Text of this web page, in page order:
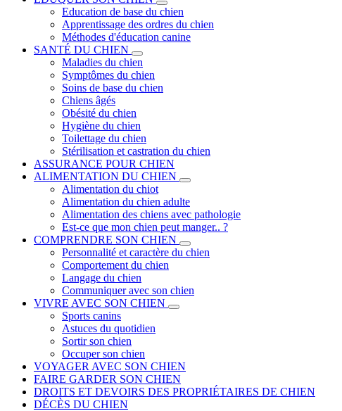
Education de base du chien
Apprentissage des ordres du chien
Méthodes d'éducation canine
SANTÉ DU CHIEN
Maladies du chien
Symptômes du chien
Soins de base du chien
Chiens âgés
Obésité du chien
Hygiène du chien
Toilettage du chien
Stérilisation et castration du chien
ASSURANCE POUR CHIEN
ALIMENTATION DU CHIEN
Alimentation du chiot
Alimentation du chien adulte
Alimentation des chiens avec pathologie
Est-ce que mon chien peut manger.. ?
COMPRENDRE SON CHIEN
Personnalité et caractère du chien
Comportement du chien
Langage du chien
Communiquer avec son chien
VIVRE AVEC SON CHIEN
Sports canins
Astuces du quotidien
Sortir son chien
Occuper son chien
VOYAGER AVEC SON CHIEN
FAIRE GARDER SON CHIEN
DROITS ET DEVOIRS DES PROPRIÉTAIRES DE CHIEN
DÉCÈS DU CHIEN